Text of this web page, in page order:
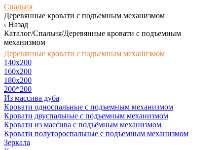
Спальня
Деревянные кровати с подъемным механизмом
Назад
Каталог/Спальня/Деревянные кровати с подъемным
механизмом
Деревянные кровати с подъемным механизмом
140x200
160х200
180х200
200*200
Из массива дуба
Кровати односпальные с подъемным механизмом
Кровати двуспальные с подъемным механизмом
Кровати из массива с подъёмным механизмом
Кровати полутороспальные с подъемным механизмом
Зеркала